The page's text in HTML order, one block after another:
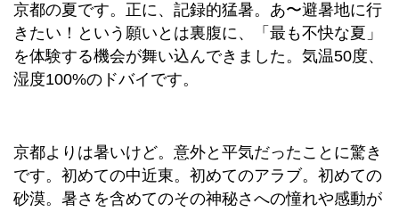
京都の夏です。正に、記録的猛暑。あ〜避暑地に行
きたい！という願いとは裏腹に、「最も不快な夏」
を体験する機会が舞い込んできました。気温50度、
湿度100%のドバイです。
京都よりは暑いけど。意外と平気だったことに驚き
です。 初めての中近東。初めてのアラブ。初めての
砂漠。暑さを含めてのその神秘さへの憧れや感動が